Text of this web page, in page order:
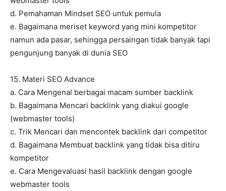
d. Pemahaman Mindset SEO untuk pemula
e. Bagaimana meriset keyword yang mini kompetitor
namun ada pasar, sehingga persaingan tidak banyak tapi
pengunjung banyak di dunia SEO
15. Materi SEO Advance
a. Cara Mengenal berbagai macam sumber backlink
b. Bagaimana Mencari backlink yang diakui google
(webmaster tools)
c. Trik Mencari dan mencontek backlink dari competitor
d. Bagaimana Membuat backlink yang tidak bisa ditiru
kompetitor
e. Cara Mengevaluasi hasil backlink dengan google
webmaster tools